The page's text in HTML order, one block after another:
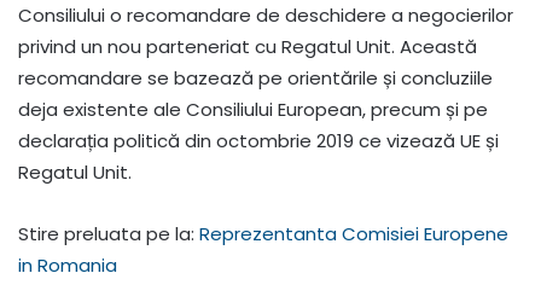
Consiliului o recomandare de deschidere a negocierilor
privind un nou parteneriat cu Regatul Unit. Această
recomandare se bazează pe orientările și concluziile
deja existente ale Consiliului European, precum și pe
declarația politică din octombrie 2019 ce vizează UE și
Regatul Unit.
Stire preluata pe la: Reprezentanta Comisiei Europene
in Romania